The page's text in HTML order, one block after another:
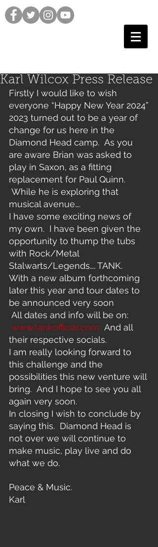
Karl Wilcox Press Release
Firstly I would like to wish
everyone “Happy New Year 2024”
2023 turned out to be a year of
change for us here in the
Diamond Head camp.  As you
are aware Brian was asked to
play in Saxon, as a fitting
replacement for Paul Quinn.
While he is exploring that
musical avenue….
I have some exciting news of
my own.  I have been given the
opportunity to thump the tubs
with Rock/Metal
Stalwarts/Legends…. TANK.
With a new album forthcoming
later this year and tour dates to
be announced very soon
All dates and info will be on:
www.tankofficial.com And all
their respective socials.
I am really looking forward to
this challenge and the
possibilities this new venture will
bring.  And I hope to see you all
again very soon.
In closing I wish to conclude by
saying this.  Diamond Head is
not over we will continue to
make music, play live and do
what we do.
Peace & Music.
Karl